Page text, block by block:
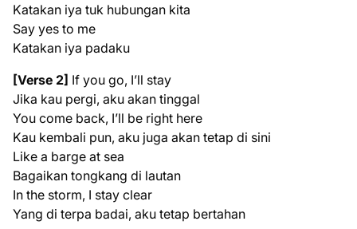
Katakan iya tuk hubungan kita
Say yes to me
Katakan iya padaku
[Verse 2] If you go, I’ll stay
Jika kau pergi, aku akan tinggal
You come back, I’ll be right here
Kau kembali pun, aku juga akan tetap di sini
Like a barge at sea
Bagaikan tongkang di lautan
In the storm, I stay clear
Yang di terpa badai, aku tetap bertahan